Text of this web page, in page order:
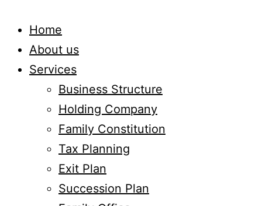
Home
About us
Services
Business Structure
Holding Company
Family Constitution
Tax Planning
Exit Plan
Succession Plan